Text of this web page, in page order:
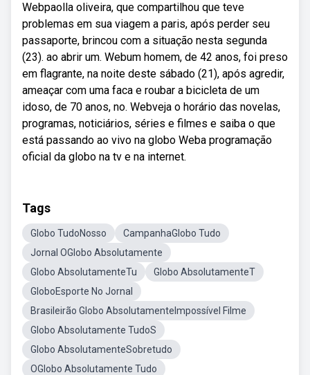
Webpaolla oliveira, que compartilhou que teve
problemas em sua viagem a paris, após perder seu
passaporte, brincou com a situação nesta segunda
(23). ao abrir um. Webum homem, de 42 anos, foi preso
em flagrante, na noite deste sábado (21), após agredir,
ameaçar com uma faca e roubar a bicicleta de um
idoso, de 70 anos, no. Webveja o horário das novelas,
programas, noticiários, séries e filmes e saiba o que
está passando ao vivo na globo Weba programação
oficial da globo na tv e na internet.
Tags
Globo TudoNosso
CampanhaGlobo Tudo
Jornal OGlobo Absolutamente
Globo AbsolutamenteTu
Globo AbsolutamenteT
GloboEsporte No Jornal
Brasileirão Globo AbsolutamenteImpossível Filme
Globo Absolutamente TudoS
Globo AbsolutamenteSobretudo
OGlobo Absolutamente Tudo